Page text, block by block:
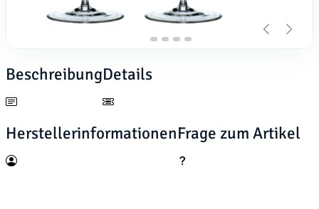
BeschreibungDetails
HerstellerinformationenFrage zum Artikel